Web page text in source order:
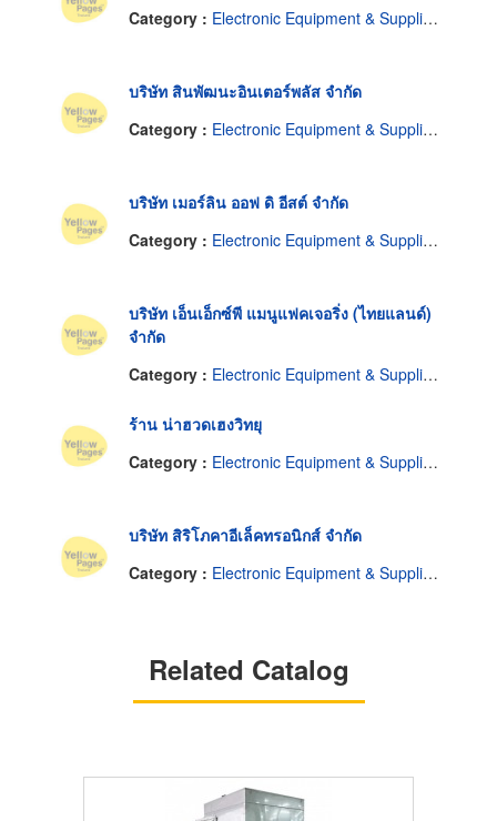
Category : Electronic Equipment & Supplies-Dealers
บริษัท สินพัฒนะอินเตอร์พลัส จำกัด
Category : Electronic Equipment & Supplies-Dealers
บริษัท เมอร์ลิน ออฟ ดิ อีสต์ จำกัด
Category : Electronic Equipment & Supplies-Dealers
บริษัท เอ็นเอ็กซ์พี แมนูแฟคเจอริ่ง (ไทยแลนด์)
จำกัด
Category : Electronic Equipment & Supplies-Dealers
ร้าน น่าฮวดเฮงวิทยุ
Category : Electronic Equipment & Supplies-Dealers
บริษัท สิริโภคาอีเล็คทรอนิกส์ จำกัด
Category : Electronic Equipment & Supplies-Dealers
Related Catalog